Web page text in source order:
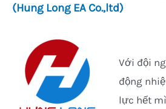
(Hung Long EA Co.,ltd)
Với đội
động
lực hết